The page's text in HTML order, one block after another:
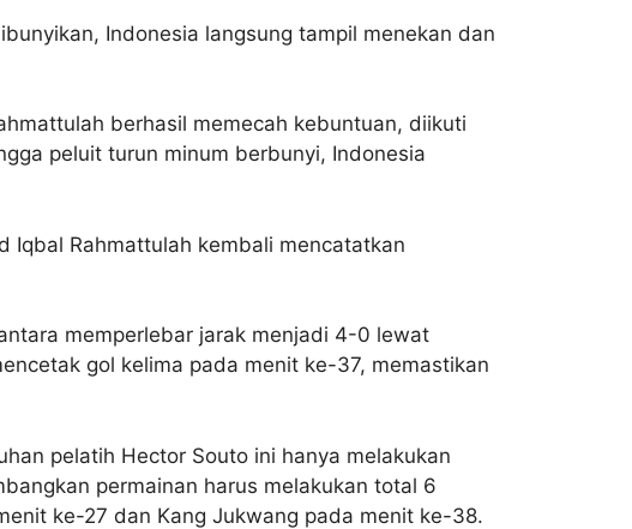
Indonesia langsung tampil menekan dan
berhasil memecah kebuntuan, diikuti
peluit turun minum berbunyi, Indonesia
Iqbal Rahmattulah kembali mencatatkan
memperlebar jarak menjadi 4-0 lewat
gol kelima pada menit ke-37, memastikan
pelatih Hector Souto ini hanya melakukan
permainan harus melakukan total 6
ke-27 dan Kang Jukwang pada menit ke-38.